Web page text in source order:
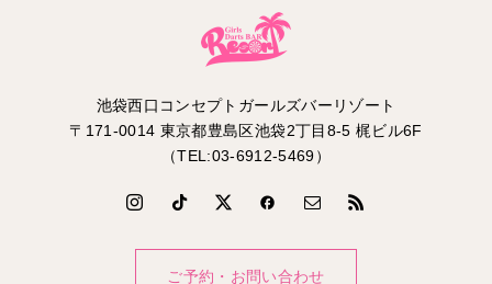
池袋西口コンセプトガールズバーリゾート
〒171-0014 東京都豊島区池袋2丁目8-5 梶ビル6F
（TEL:03-6912-5469）
ご予約・お問い合わせ